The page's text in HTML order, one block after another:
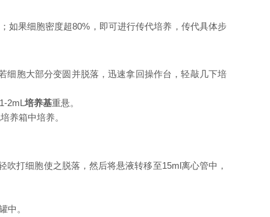
如果细胞密度超80%，即可进行传代培养 ， 传代具体步
细胞大部分变圆并脱落，迅速拿回操作台，轻敲几下培
1-2mL培养基重悬。
养箱中培养。
打细胞使之脱落，然后将悬液转移至15ml离心管中，
中。